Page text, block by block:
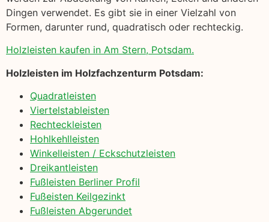
Dingen verwendet. Es gibt sie in einer Vielzahl von
Formen, darunter rund, quadratisch oder rechteckig.
Holzleisten kaufen in Am Stern, Potsdam.
Holzleisten im Holzfachzenturm Potsdam:
Quadratleisten
Viertelstableisten
Rechteckleisten
Hohlkehlleisten
Winkelleisten / Eckschutzleisten
Dreikantleisten
Fußleisten Berliner Profil
Fußeisten Keilgezinkt
Fußleisten Abgerundet